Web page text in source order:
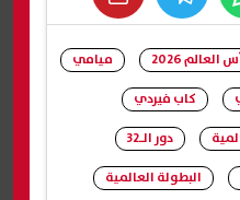
العالم 2026
ميامي
كاب فيردي
دور الـ32
البطولة العالمية